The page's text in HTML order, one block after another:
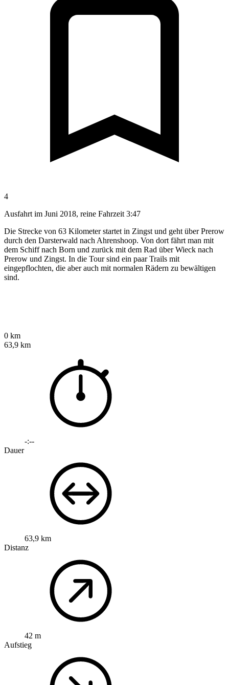
4
Ausfahrt im Juni 2018, reine Fahrzeit 3:47
Die Strecke von 63 Kilometer startet in Zingst und geht über Prerow
durch den Darsterwald nach Ahrenshoop. Von dort fährt man mit
dem Schiff nach Born und zurück mit dem Rad über Wieck nach
Prerow und Zingst. In die Tour sind ein paar Trails mit
eingepflochten, die aber auch mit normalen Rädern zu bewältigen
sind.
0 km
63,9 km
-:--
Dauer
63,9 km
Distanz
42 m
Aufstieg